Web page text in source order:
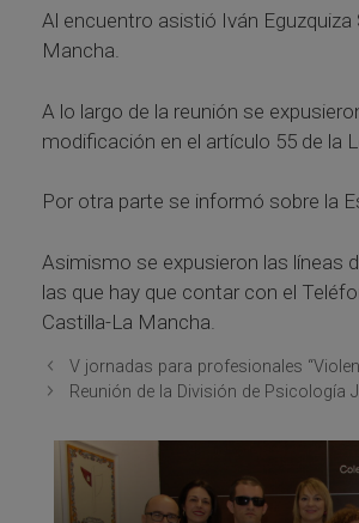
Al encuentro asistió Iván
Mancha.
A lo largo de la reunión se
modificación en el artículo 55 de la
Por otra parte se informó sobre la
Asimismo se expusieron las líneas
las que hay que contar con el
Castilla-La Mancha.
V jornadas para profesionales
Reunión de la División de Psicología